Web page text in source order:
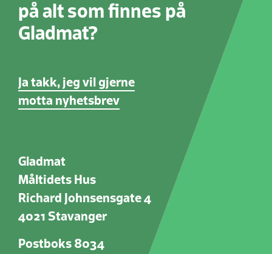
på alt som finnes på
Gladmat?
Ja takk, jeg vil gjerne
motta nyhetsbrev
Gladmat
Måltidets Hus
Richard Johnsensgate 4
4021 Stavanger
Postboks 8034